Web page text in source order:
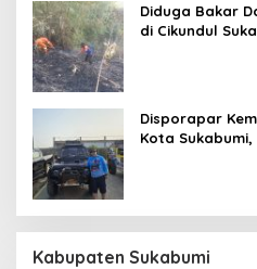
Diduga Bakar
di Cikundul
Disporapar
Kota
Kabupaten Sukabumi